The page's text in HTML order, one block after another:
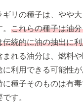
ギリの種子は、やや
これらの種子は油
伝統的に油の抽出に
まれる油分は、燃料
に利用できる可能性
に種子そのものは有
す。